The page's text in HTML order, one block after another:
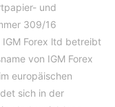
und
309/16
Forex ltd betreibt
von IGM Forex
europäischen
sich in der